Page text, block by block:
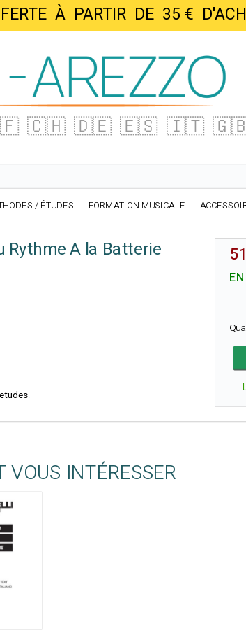
À PARTIR DE 35 €
🇨🇭 🇩🇪 🇪🇸 🇮🇹
/ ÉTUDES FORMATION MUSICALE
Rythme A la Batterie
.
VOUS INTÉRESSER